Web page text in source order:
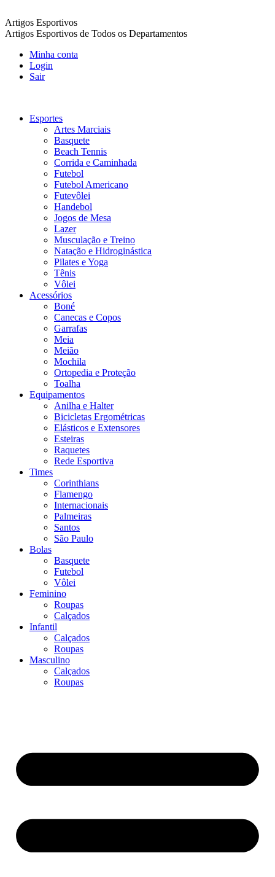
Artigos Esportivos
Artigos Esportivos de Todos os Departamentos
Minha conta
Login
Sair
Esportes
Artes Marciais
Basquete
Beach Tennis
Corrida e Caminhada
Futebol
Futebol Americano
Futevôlei
Handebol
Jogos de Mesa
Lazer
Musculação e Treino
Natação e Hidroginástica
Pilates e Yoga
Tênis
Vôlei
Acessórios
Boné
Canecas e Copos
Garrafas
Meia
Meião
Mochila
Ortopedia e Proteção
Toalha
Equipamentos
Anilha e Halter
Bicicletas Ergométricas
Elásticos e Extensores
Esteiras
Raquetes
Rede Esportiva
Times
Corinthians
Flamengo
Internacionais
Palmeiras
Santos
São Paulo
Bolas
Basquete
Futebol
Vôlei
Feminino
Roupas
Calçados
Infantil
Calçados
Roupas
Masculino
Calçados
Roupas